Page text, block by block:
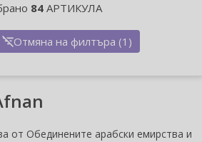
84АРТИКУЛА
Отмяна на филтъра (1)
от Обединените арабски емирства и